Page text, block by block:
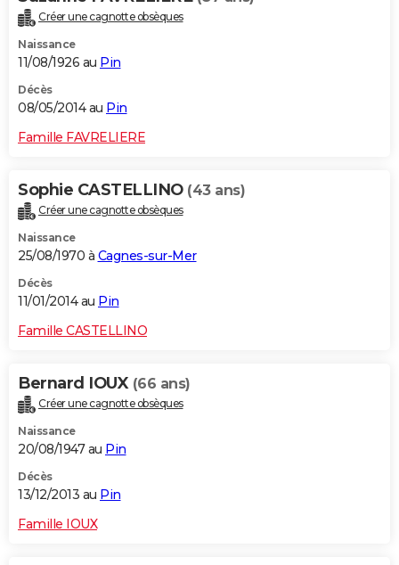
Créer une cagnotte obsèques
Naissance
11/08/1926 au Pin
Décès
08/05/2014 au Pin
Famille FAVRELIERE
Sophie CASTELLINO (43 ans)
Créer une cagnotte obsèques
Naissance
25/08/1970 à Cagnes-sur-Mer
Décès
11/01/2014 au Pin
Famille CASTELLINO
Bernard IOUX (66 ans)
Créer une cagnotte obsèques
Naissance
20/08/1947 au Pin
Décès
13/12/2013 au Pin
Famille IOUX